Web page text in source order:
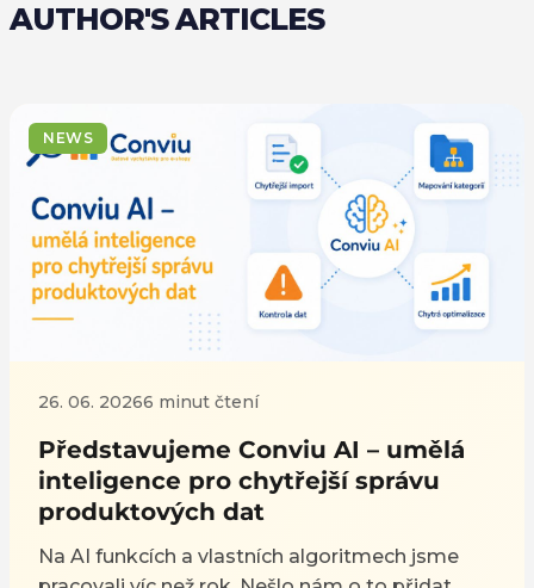
AUTHOR'S ARTICLES
NEWS
26. 06. 20266 minut čtení
Představujeme Conviu AI – umělá
inteligence pro chytřejší správu
produktových dat
Na AI funkcích a vlastních algoritmech jsme